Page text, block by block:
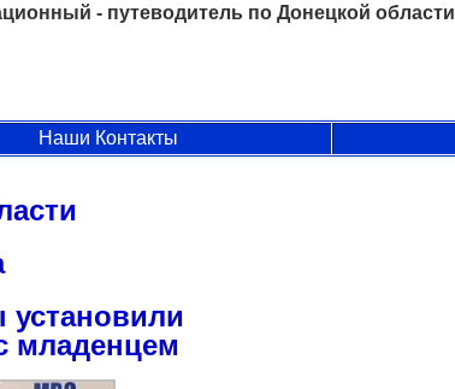
- путеводитель по Донецкой области
Наши Контакты
младенцем